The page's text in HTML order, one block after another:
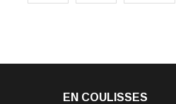
EN COULISSES